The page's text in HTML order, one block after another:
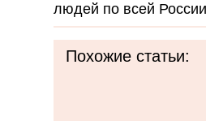
людей по всей
Похожие статьи: